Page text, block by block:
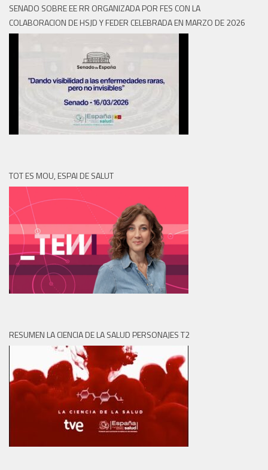
SENADO SOBRE EE RR ORGANIZADA POR FES CON LA
COLABORACION DE HSJD Y FEDER CELEBRADA EN MARZO DE 2026
TOT ES MOU, ESPAI DE SALUT
RESUMEN LA CIENCIA DE LA SALUD PERSONAJES T2